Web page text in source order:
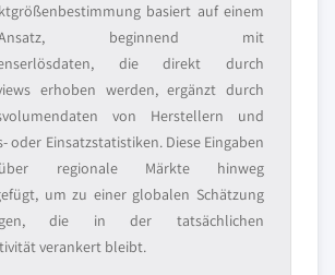
basiert auf einem
Ansatz, beginnend mit
die direkt durch
erhoben werden, ergänzt durch
von Herstellern und
oder Einsatzstatistiken. Diese Eingaben
regionale Märkte hinweg
um zu einer globalen Schätzung
die in der tatsächlichen
verankert bleibt.